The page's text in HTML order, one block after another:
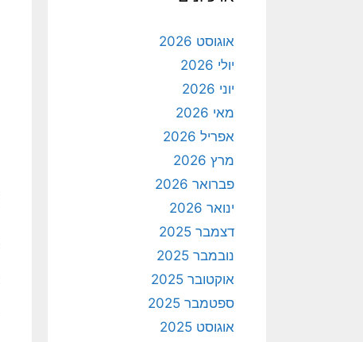
אוגוסט 2026
יולי 2026
יוני 2026
מאי 2026
אפריל 2026
מרץ 2026
פברואר 2026
ינואר 2026
דצמבר 2025
נובמבר 2025
אוקטובר 2025
ספטמבר 2025
אוגוסט 2025